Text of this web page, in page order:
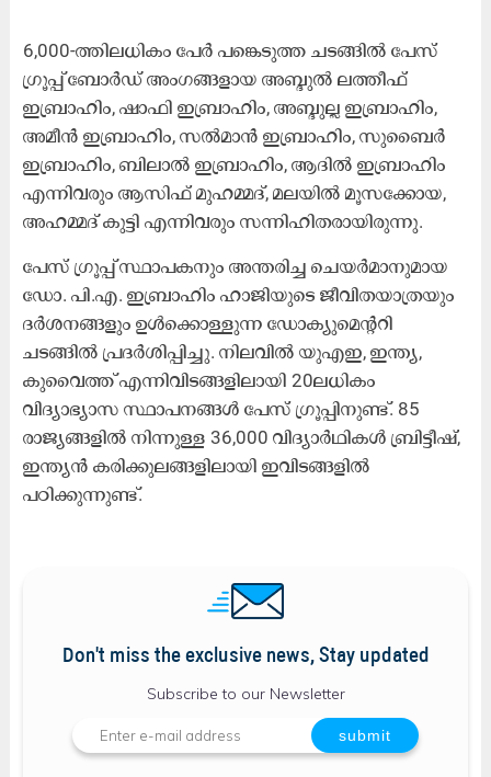
6,000-ത്തിലധികം പേർ പങ്കെടുത്ത ചടങ്ങിൽ പേസ്
ഗ്രൂപ്പ് ബോർഡ് അംഗങ്ങളായ അബ്ദുൽ ലത്തീഫ്
ഇബ്രാഹിം, ഷാഫി ഇബ്രാഹിം, അബ്ദുല്ല ഇബ്രാഹിം,
അമീൻ ഇബ്രാഹിം, സൽമാൻ ഇബ്രാഹിം, സുബൈർ
ഇബ്രാഹിം, ബിലാൽ ഇബ്രാഹിം, ആദിൽ ഇബ്രാഹിം
എന്നിവരും ആസിഫ് മുഹമ്മദ്, മലയിൽ മൂസക്കോയ,
അഹമ്മദ് കുട്ടി എന്നിവരും സന്നിഹിതരായിരുന്നു.
പേസ് ഗ്രൂപ്പ് സ്ഥാപകനും അന്തരിച്ച ചെയർമാനുമായ
ഡോ. പി.എ. ഇബ്രാഹിം ഹാജിയുടെ ജീവിതയാത്രയും
ദർശനങ്ങളും ഉൾക്കൊള്ളുന്ന ഡോക്യുമെന്ററി
ചടങ്ങിൽ പ്രദർശിപ്പിച്ചു. നിലവിൽ യുഎഇ, ഇന്ത്യ,
കുവൈത്ത് എന്നിവിടങ്ങളിലായി 20ലധികം
വിദ്യാഭ്യാസ സ്ഥാപനങ്ങൾ പേസ് ഗ്രൂപ്പിനുണ്ട്. 85
രാജ്യങ്ങളിൽ നിന്നുള്ള 36,000 വിദ്യാർഥികൾ ബ്രിട്ടീഷ്,
ഇന്ത്യൻ കരിക്കുലങ്ങളിലായി ഇവിടങ്ങളിൽ
പഠിക്കുന്നുണ്ട്​.
Don't miss the exclusive news, Stay updated
Subscribe to our Newsletter